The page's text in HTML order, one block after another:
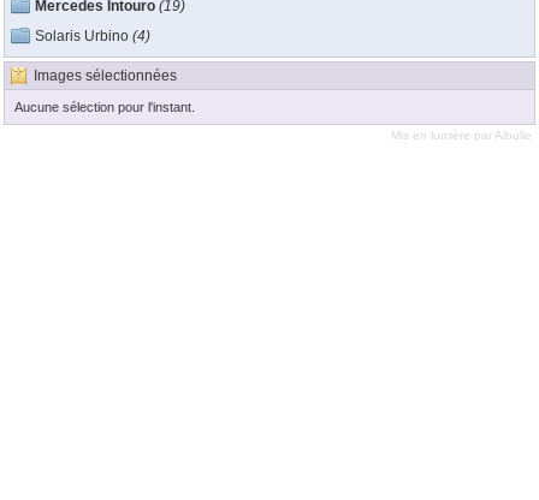
Mercedes Intouro (19)
Solaris Urbino (4)
Images sélectionnées
Aucune sélection pour l'instant.
Mis en lumière par Albulle